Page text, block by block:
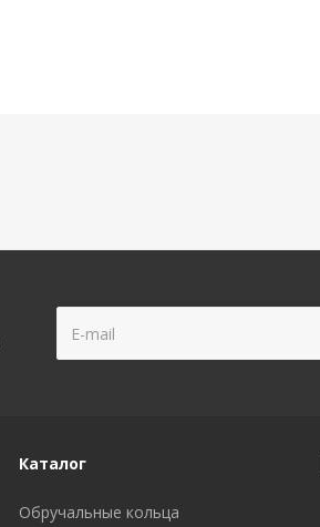
Каталог
Обручальные кольца